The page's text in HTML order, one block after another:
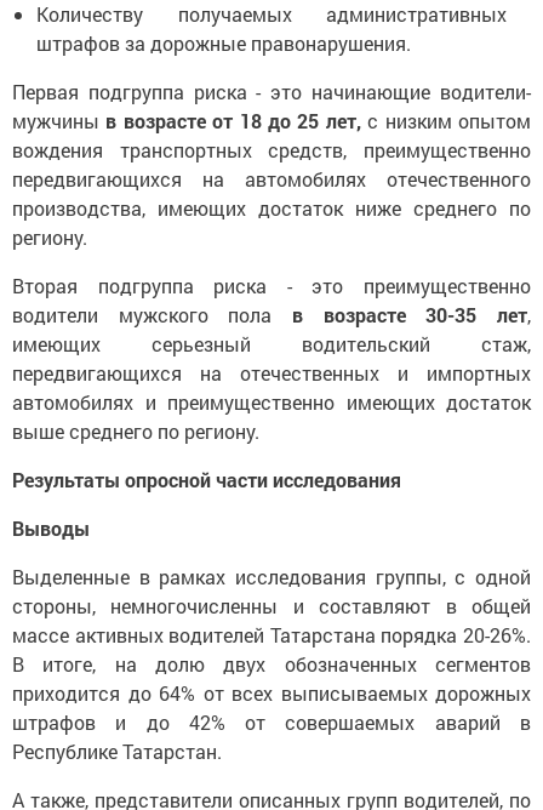
Количеству получаемых административных
штрафов за дорожные правонарушения.
Первая подгруппа риска - это начинающие водители-
мужчины в возрасте от 18 до 25 лет,с низким опытом
вождения транспортных средств, преимущественно
передвигающихся на автомобилях отечественного
производства, имеющих достаток ниже среднего по
региону.
Вторая подгруппа риска - это преимущественно
водители мужского пола в возрасте 30-35 лет,
имеющих серьезный водительский стаж,
передвигающихся на отечественных и импортных
автомобилях и преимущественно имеющих достаток
выше среднего по региону.
Результаты опросной части исследования
Выводы
Выделенные в рамках исследования группы, с одной
стороны, немногочисленны и составляют в общей
массе активных водителей Татарстана порядка 20-26%.
В итоге, на долю двух обозначенных сегментов
приходится до 64% от всех выписываемых дорожных
штрафов и до 42% от совершаемых аварий в
Республике Татарстан.
А также, представители описанных групп водителей, по